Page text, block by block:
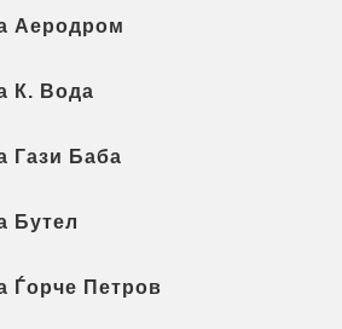
Аеродром
К. Вода
Гази Баба
Бутел
Ѓорче Петров